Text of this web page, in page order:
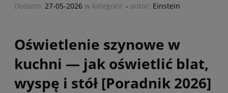
Dodano: 27-05-2026 w kategorii: - autor: Einstein
Oświetlenie szynowe w
kuchni — jak oświetlić blat,
wyspę i stół [Poradnik 2026]